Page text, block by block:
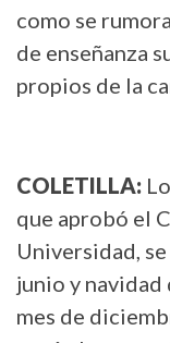
como se
de enseñanza
propios de la
COLETILLA:
que aprobó el
Universidad,
junio y navidad
mes de